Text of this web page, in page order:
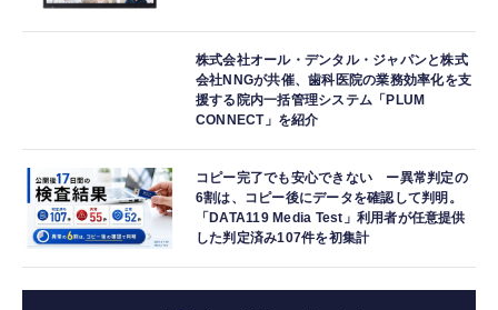
株式会社オール・デンタル・ジャパンと株式
会社NNGが共催、歯科医院の業務効率化を支
援する院内一括管理システム「PLUM
CONNECT」を紹介
コピー完了でも安心できない ー異常判定の
6割は、コピー後にデータを確認して判明。
「DATA119 Media Test」利用者が任意提供
した判定済み107件を初集計